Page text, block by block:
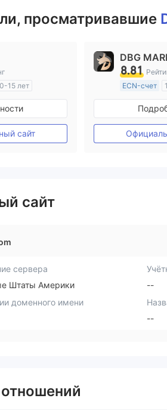
просматривавшие
15 лет
в Австралия
(MM)
MT4
сайт
DBG
8.81
ECN-счет
Маркет-
Основной
сайт
сервера
Штаты Америки
--
доменного имени
--